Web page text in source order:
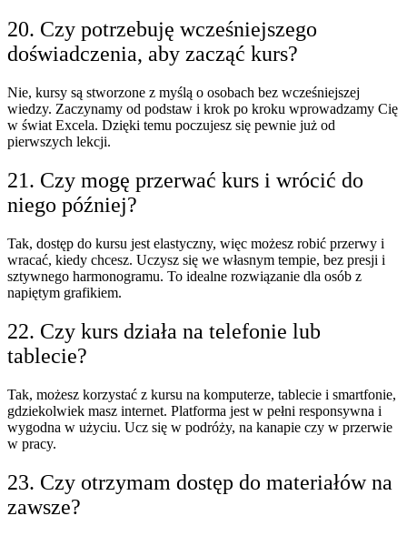
20. Czy potrzebuję wcześniejszego
doświadczenia, aby zacząć kurs?
Nie, kursy są stworzone z myślą o osobach bez wcześniejszej
wiedzy. Zaczynamy od podstaw i krok po kroku wprowadzamy Cię
w świat Excela. Dzięki temu poczujesz się pewnie już od
pierwszych lekcji.
21. Czy mogę przerwać kurs i wrócić do
niego później?
Tak, dostęp do kursu jest elastyczny, więc możesz robić przerwy i
wracać, kiedy chcesz. Uczysz się we własnym tempie, bez presji i
sztywnego harmonogramu. To idealne rozwiązanie dla osób z
napiętym grafikiem.
22. Czy kurs działa na telefonie lub
tablecie?
Tak, możesz korzystać z kursu na komputerze, tablecie i smartfonie,
gdziekolwiek masz internet. Platforma jest w pełni responsywna i
wygodna w użyciu. Ucz się w podróży, na kanapie czy w przerwie
w pracy.
23. Czy otrzymam dostęp do materiałów na
zawsze?